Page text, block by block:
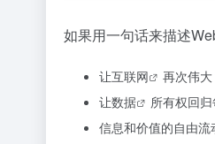
如果用一句话来描述
让互联网
再次伟大
让数据
所有权回
信息和价值的自由流